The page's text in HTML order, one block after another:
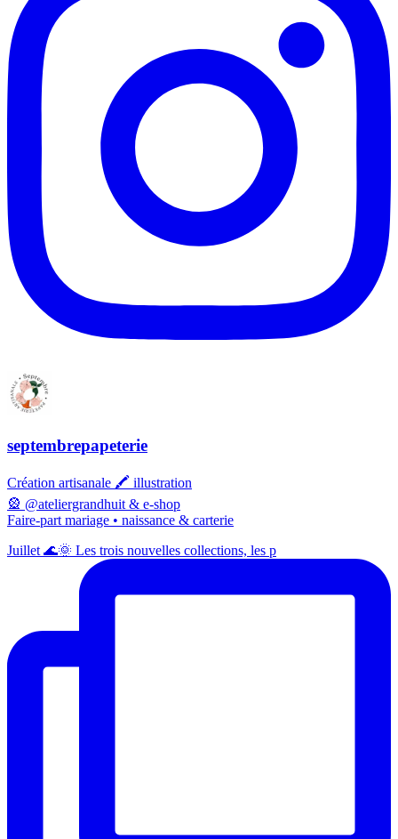
septembrepapeterie
Création artisanale 🖍️ illustration
🎡 @ateliergrandhuit & e-shop
Faire-part mariage • naissance & carterie
Juillet 🌊🌞 Les trois nouvelles collections, les p